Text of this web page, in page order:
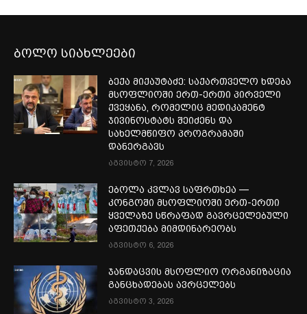
ბოლო სიახლეები
ბექა მიქაუტაძე: საქართველო ხდება
მსოფლიოში ერთ-ერთი პირველი
ქვეყანა, რომელიც მედიკამენტ
ჯივინოსტატს შეიძენს და
სახელმწიფო პროგრამაში
დანერგავს
აგვისტო 7, 2026
ებოლა კვლავ საფრთხეა —
კონგოში მსოფლიოში ერთ-ერთი
ყველაზე სწრაფად გავრცელებული
აფეთქება მიმდინარეობს
აგვისტო 6, 2026
ჯანდაცვის მსოფლიო ორგანიზაცია
განცხადებას ავრცელებს
აგვისტო 3, 2026